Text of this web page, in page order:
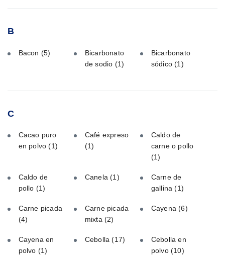
B
Bacon (5)
Bicarbonato
de sodio (1)
Bicarbonato
sódico(1)
C
Cacao puro
en polvo(1)
Café expreso
(1)
Caldo de
carne o pollo
(1)
Caldo de
pollo (1)
Canela(1)
Carne de
gallina(1)
Carne picada
(4)
Carne picada
mixta (2)
Cayena(6)
Cayena en
polvo (1)
Cebolla(17)
Cebolla en
polvo(10)